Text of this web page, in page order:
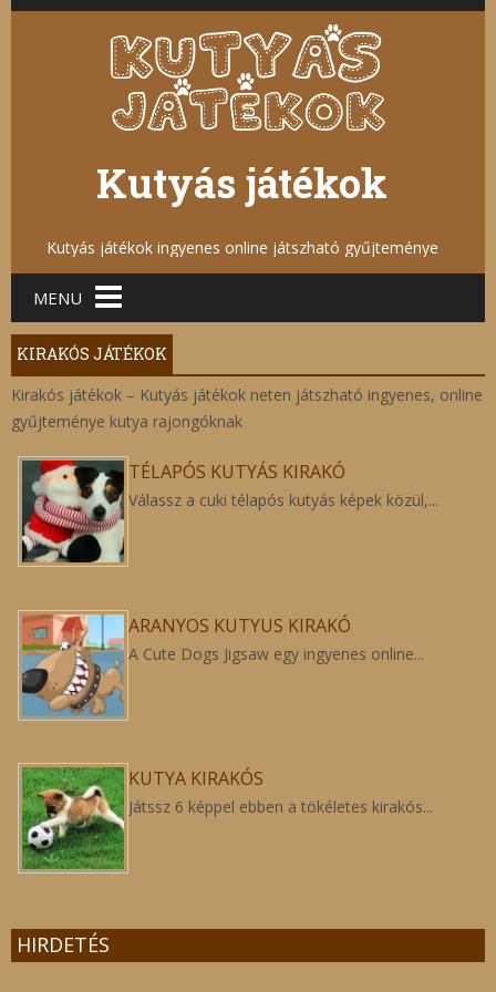
Kutyás játékok
Kutyás játékok ingyenes online játszható gyűjteménye
Main menu
MENU
KIRAKÓS JÁTÉKOK
Kirakós játékok – Kutyás játékok neten játszható ingyenes, online
gyűjteménye kutya rajongóknak
TÉLAPÓS KUTYÁS KIRAKÓ
Válassz a cuki télapós kutyás képek közül,...
ARANYOS KUTYUS KIRAKÓ
A Cute Dogs Jigsaw egy ingyenes online...
KUTYA KIRAKÓS
Játssz 6 képpel ebben a tökéletes kirakós...
HIRDETÉS